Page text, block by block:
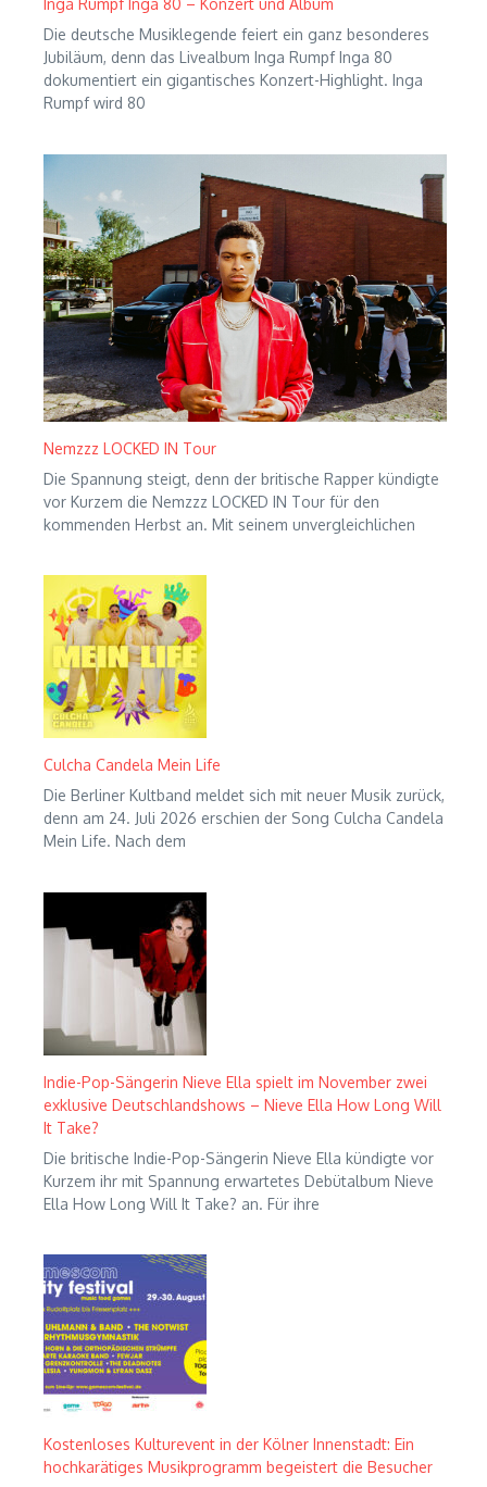
Inga Rumpf Inga 80 – Konzert und Album
Die deutsche Musiklegende feiert ein ganz besonderes
Jubiläum, denn das Livealbum Inga Rumpf Inga 80
dokumentiert ein gigantisches Konzert-Highlight. Inga
Rumpf wird 80
Nemzzz LOCKED IN Tour
Die Spannung steigt, denn der britische Rapper kündigte
vor Kurzem die Nemzzz LOCKED IN Tour für den
kommenden Herbst an. Mit seinem unvergleichlichen
Culcha Candela Mein Life
Die Berliner Kultband meldet sich mit neuer Musik zurück,
denn am 24. Juli 2026 erschien der Song Culcha Candela
Mein Life. Nach dem
Indie-Pop-Sängerin Nieve Ella spielt im November zwei
exklusive Deutschlandshows – Nieve Ella How Long Will
It Take?
Die britische Indie-Pop-Sängerin Nieve Ella kündigte vor
Kurzem ihr mit Spannung erwartetes Debütalbum Nieve
Ella How Long Will It Take? an. Für ihre
Kostenloses Kulturevent in der Kölner Innenstadt: Ein
hochkarätiges Musikprogramm begeistert die Besucher